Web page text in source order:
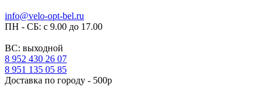
info@velo-opt-bel.ru
ПН - СБ: с 9.00 до 17.00
ВС: выходной
8 952 430 26 07
8 951 135 05 85
Доставка по городу - 500р